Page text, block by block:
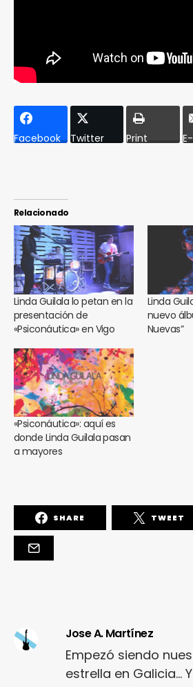
Facebook Twitter Print
Relacionado
Linda Guilala lo petan en la
presentación de
«Psiconáutica» en Vigo
Linda
nuevo
Nuevas”
«Psiconáutica»: aquí es
donde Linda Guilala pasan
a mayores
SHARE TWEET
Jose A. Martínez
Empezó siendo
estrella en Galicia...